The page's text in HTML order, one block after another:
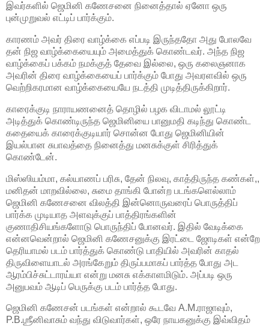
இவர்களில் ஜெமினி கணேசனை நினைத்தால் ஏனோ ஒரு
புன்முறுவல் எட்டிப் பார்க்கும்.
காரணம் அவர் திரை வாழ்க்கை எப்படி இருந்ததோ அது போலவே
தன் நிஜ வாழ்க்கையையும் அமைத்துக் கொண்டவர். அந்த நிஜ
வாழ்க்கைப் பக்கம் நமக்குத் தேவை இல்லை, ஒரு கலைஞனாக
அவரின் திரை வாழ்க்கையைப் பார்க்கும் போது அவரளவில் ஒரு
வெற்றிகரமான வாழ்க்கையையே நடத்தி முடித்திருக்கிறார்.
காரைக்குடி நாராயணனைத் தொழில் பழக விடாமல் லூட்டி
அடித்துக் கொண்டிருந்த ஜெமினியை பானுமதி கடிந்து கொண்ட
கதையைக் காரைக்குடியார் சொன்ன போது ஜெமினியின்
இயல்பான சுபாவத்தை நினைத்து மனசுக்குள் சிரித்துக்
கொண்டேன்.
மிஸ்ஸியம்மா, கல்யாணப் பரிசு, தேன் நிலவு, காத்திருந்த கண்கள்,,
மனிதன் மாறவில்லை, சுமை தாங்கி போன்ற படங்களெல்லாம்
ஜெமினி கணேசனை விலத்தி இன்னொருவரைப் பொருத்திப்
பார்க்க முடியாத அளவுக்குப் பாத்திரங்களின்
குணாதிசியங்களோடு பொருந்திப் போனவர். இதில் வேடிக்கை
என்னவென்றால் ஜெமினி கணேசனுக்கு இரட்டை ஜோடிகள் என்றே
தெரியாமல் படம் பார்த்துக் கொண்டு பாதியில் அவரின் காதல்
திருவிளையாடல் அரங்கேறும் திருப்பமாகப் பார்த்த போது அட
ஆரம்பிச்சுட்டாரய்யா என்று மனசு எக்காளமிடும். அப்படி ஒரு
அனுபவம் ஆடிப் பெருக்கு படம் பார்த்த போது.
ஜெமினி கணேசன் படங்கள் என்றால் கூடவே A.M.ராஜாவும்,
P.B.ஶ்ரீனிவாசும் வந்து விடுவார்கள், ஒரே நாயகனுக்கு இவ்விதம்